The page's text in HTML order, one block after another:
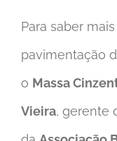
Para saber
pavimentação
o Massa
Vieira, gerente